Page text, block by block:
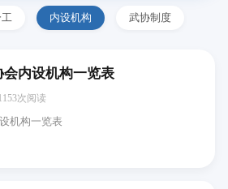
内设机构 武协制度
内设机构一览表
次阅读
机构一览表